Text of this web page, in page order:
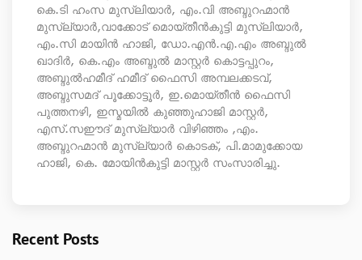
കെ.ടി ഹംസ മുസ്ലിയാർ, എം.വി അബ്ദുറഹ്മാൻ
മുസ്ല്യാർ,വാക്കോട് മൊയ്തീൻകുട്ടി മുസ്ലിയാർ,
എം.സി മായിൻ ഹാജി, ഡോ.എൻ.എ.എം അബ്ദുൽ
ഖാദിർ, കെ.എം അബ്ദുൽ മാസ്റ്റർ കൊട്ടപ്പുറം,
അബ്ദുൽഹമീദ് ഹമീദ് ഫൈസി അമ്പലക്കടവ്,
അബ്ദുസമദ് പൂക്കോട്ടൂർ, ഇ.മൊയ്തീൻ ഫൈസി
പുത്തനഴി, ഇസ്മയിൽ കുഞ്ഞുഹാജി മാസ്റ്റർ,
എസ്.സഈദ് മുസ്ല്യാർ വിഴിഞ്ഞം ,എം.
അബ്ദുറഹ്മാൻ മുസ്ല്യാർ കൊടക്, പി.മാമുക്കോയ
ഹാജി, കെ. മോയിൻകുട്ടി മാസ്റ്റർ സംസാരിച്ചു.
Recent Posts